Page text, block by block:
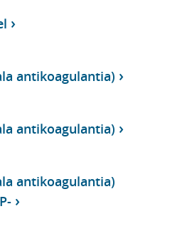
antikoagulantia)
antikoagulantia)
antikoagulantia)